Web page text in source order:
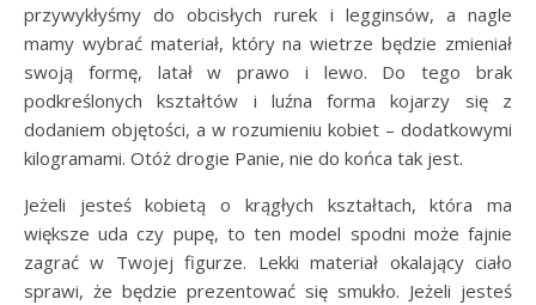
przywykłyśmy do obcisłych rurek i legginsów, a nagle
mamy wybrać materiał, który na wietrze będzie zmieniał
swoją formę, latał w prawo i lewo. Do tego brak
podkreślonych kształtów i luźna forma kojarzy się z
dodaniem objętości, a w rozumieniu kobiet – dodatkowymi
kilogramami. Otóż drogie Panie, nie do końca tak jest.
Jeżeli jesteś kobietą o krągłych kształtach, która ma
większe uda czy pupę, to ten model spodni może fajnie
zagrać w Twojej figurze. Lekki materiał okalający ciało
sprawi, że będzie prezentować się smukło. Jeżeli jesteś